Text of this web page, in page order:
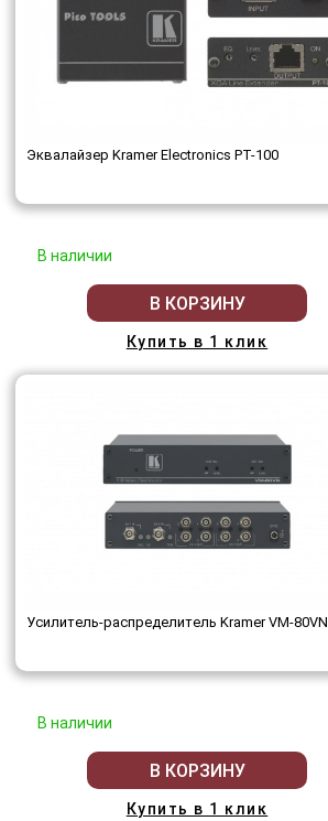
Эквалайзер Kramer Electronics PT-100
В наличии
В КОРЗИНУ
Купить в 1 клик
Усилитель-распределитель Kramer VM-80VN
В наличии
В КОРЗИНУ
Купить в 1 клик